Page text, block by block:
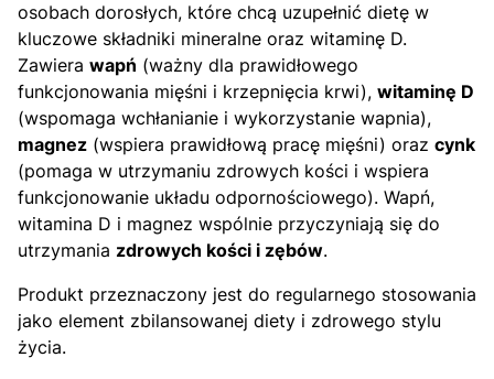
osobach dorosłych, które chcą uzupełnić dietę w
kluczowe składniki mineralne oraz witaminę D.
Zawiera wapń (ważny dla prawidłowego
funkcjonowania mięśni i krzepnięcia krwi), witaminę D
(wspomaga wchłanianie i wykorzystanie wapnia),
magnez (wspiera prawidłową pracę mięśni) oraz cynk
(pomaga w utrzymaniu zdrowych kości i wspiera
funkcjonowanie układu odpornościowego). Wapń,
witamina D i magnez wspólnie przyczyniają się do
utrzymania zdrowych kości i zębów.
Produkt przeznaczony jest do regularnego stosowania
jako element zbilansowanej diety i zdrowego stylu
życia.